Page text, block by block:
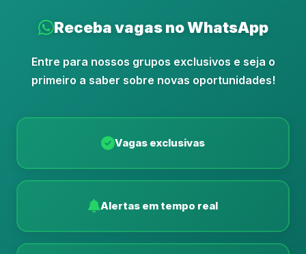
Receba vagas no WhatsApp
Entre para nossos grupos exclusivos e seja o
primeiro a saber sobre novas oportunidades!
Vagas exclusivas
Alertas em tempo real